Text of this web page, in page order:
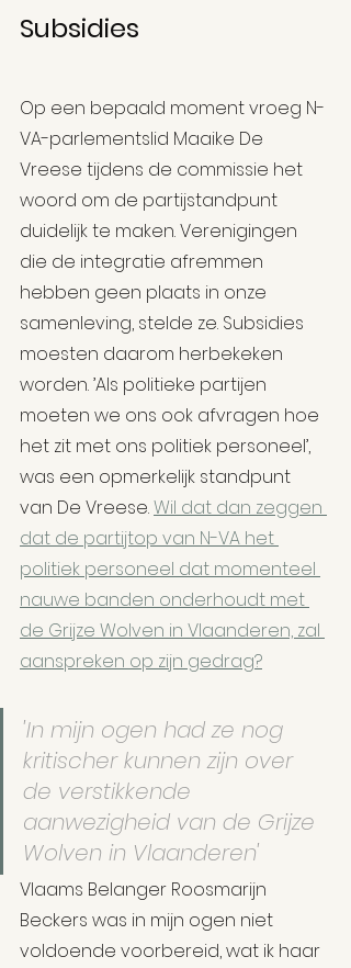
Subsidies
Op een bepaald moment vroeg N-
VA-parlementslid Maaike De
Vreese tijdens de commissie het
woord om de partijstandpunt
duidelijk te maken. Verenigingen
die de integratie afremmen
hebben geen plaats in onze
samenleving, stelde ze. Subsidies
moesten daarom herbekeken
worden. ’Als politieke partijen
moeten we ons ook afvragen hoe
het zit met ons politiek personeel’,
was een opmerkelijk standpunt
van De Vreese. Wil dat dan zeggen
dat de partijtop van N-VA het
politiek personeel dat momenteel
nauwe banden onderhoudt met
de Grijze Wolven in Vlaanderen, zal
aanspreken op zijn gedrag?
'In mijn ogen had ze nog
kritischer kunnen zijn over
de verstikkende
aanwezigheid van de Grijze
Wolven in Vlaanderen'
Vlaams Belanger Roosmarijn
Beckers was in mijn ogen niet
voldoende voorbereid, wat ik haar